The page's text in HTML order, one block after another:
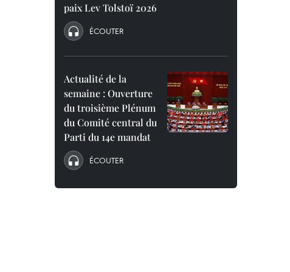
paix Lev Tolstoï 2026
ÉCOUTER
Actualité de la
semaine : Ouverture
du troisième Plénum
du Comité central du
Parti du 14e mandat
ÉCOUTER